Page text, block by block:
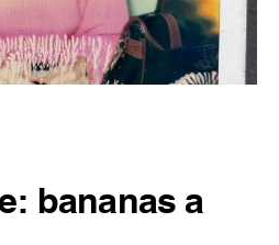
bananas a